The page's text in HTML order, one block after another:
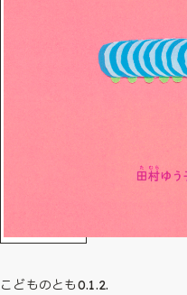
こどものとも0.1.2.